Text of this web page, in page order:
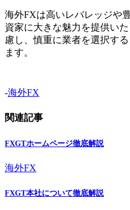
海外FXは高いレバレッジや
資家に大きな魅力を提供い
慮し、慎重に業者を選択す
ます。
-海外FX
関連記事
FXGTホームページ徹底解説
海外FX
FXGT本社について徹底解説